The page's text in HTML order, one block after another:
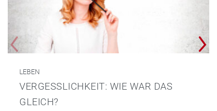
LEBEN
VERGESSLICHKEIT: WIE WAR DAS
GLEICH?